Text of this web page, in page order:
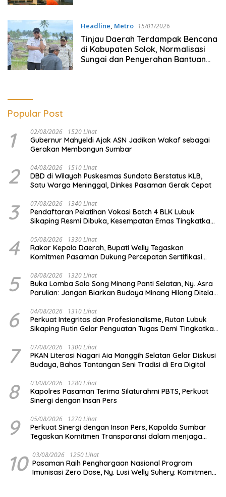
Headline Metro 15/01/2026
Tinjau Daerah Terdampak Bencana
di Kabupaten Solok, Normalisasi
Sungai dan Penyerahan Bantuan
Popular Post
1 02/08/2026 1520 Lihat
Gubernur Mahyeldi Ajak ASN Jadikan Wakaf sebagai
Gerakan Membangun Sumbar
2 04/08/2026 1510 Lihat
DBD di Wilayah Puskesmas Sundata Berstatus KLB,
Satu Warga Meninggal, Dinkes Pasaman Gerak Cepat
3 07/08/2026 1340 Lihat
Pendaftaran Pelatihan Vokasi Batch 4 BLK Lubuk
Sikaping Resmi Dibuka, Kesempatan Emas Tingkatkan
4 05/08/2026 1330 Lihat
Rakor Kepala Daerah, Bupati Welly Tegaskan
Komitmen Pasaman Dukung Percepatan Sertifikasi
5 08/08/2026 1320 Lihat
Buka Lomba Solo Song Minang Panti Selatan, Ny. Asra
Parulian: Jangan Biarkan Budaya Minang Hilang Ditelan
6 04/08/2026 1310 Lihat
Perkuat Integritas dan Profesionalisme, Rutan Lubuk
Sikaping Rutin Gelar Penguatan Tugas Demi Tingkatkan
7 07/08/2026 1300 Lihat
PKAN Literasi Nagari Aia Manggih Selatan Gelar Diskusi
Budaya, Bahas Tantangan Seni Tradisi di Era Digital
8 03/08/2026 1280 Lihat
Kapolres Pasaman Terima Silaturahmi PBTS, Perkuat
Sinergi dengan Insan Pers
9 05/08/2026 1270 Lihat
Perkuat Sinergi dengan Insan Pers, Kapolda Sumbar
Tegaskan Komitmen Transparansi dalam menjaga
10 03/08/2026 1250 Lihat
Pasaman Raih Penghargaan Nasional Program
Imunisasi Zero Dose, Ny. Lusi Welly Suhery: Komitmen